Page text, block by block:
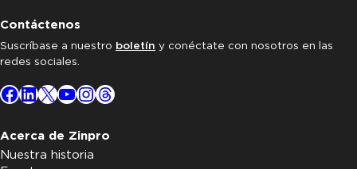
Contáctenos
Suscríbase a nuestro boletín y conéctate con nosotros en las
redes sociales.
Facebook
LinkedIn
X YouTube
Instagram
Threads
Acerca de Zinpro
Nuestra historia